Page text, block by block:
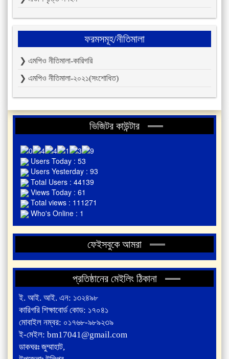
ফরমসমূহ/নীতিমালা
❯ এমপিও নীতিমালা-কারিগরি
❯ এমপিও নীতিমালা-২০২১(সংশোধিত)
ভিজিটর কাউন্টার
Users Today : 53
Users Yesterday : 93
Total Users : 44139
Views Today : 61
Total views : 111271
Who's Online : 1
ফেইসবুকে আমরা
প্রতিষ্ঠানের মেইলিং ঠিকানা
ই. আই. আই. এন: ১৩২৪৯৮
কারিগরি শিক্ষাবোর্ড কোড: ১৭০৪১
মোবাইল নম্বর: ০১৭৬৮-৯৮৯২৩৯
ই-মেইল: bm17041@gmail.com
ডাকঘরঃ জুম্মাহাট,